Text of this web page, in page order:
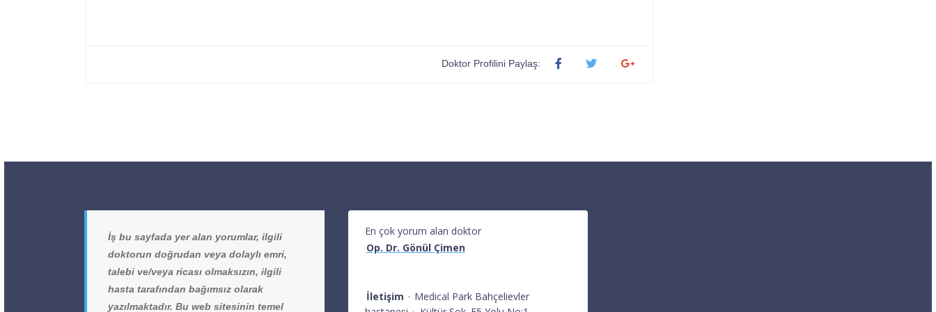
Doktor Profilini Paylaş:
İş bu sayfada yer alan yorumlar, ilgili
doktorun doğrudan veya dolaylı emri,
talebi ve/veya ricası olmaksızın, ilgili
hasta tarafından bağımsız olarak
yazılmaktadır. Bu web sitesinin temel
En çok yorum alan doktor
Op. Dr. Gönül Çimen
İletişim · Medical Park Bahçelievler